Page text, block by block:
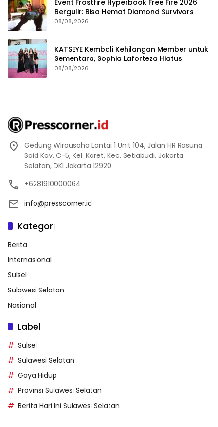
Event Frostfire Hyperbook Free Fire 2026
Bergulir: Bisa Hemat Diamond Survivors
08/08/2026
KATSEYE Kembali Kehilangan Member untuk
Sementara, Sophia Laforteza Hiatus
08/08/2026
Gedung Wirausaha Lantai 1 Unit 104, Jalan HR Rasuna
Said Kav. C-5, Kel. Karet, Kec. Setiabudi, Jakarta
Selatan, DKI Jakarta 12920
+6281910000064
info@presscorner.id
Kategori
Berita
Internasional
Sulsel
Sulawesi Selatan
Nasional
Label
Sulsel
Sulawesi Selatan
Gaya Hidup
Provinsi Sulawesi Selatan
Berita Hari Ini Sulawesi Selatan